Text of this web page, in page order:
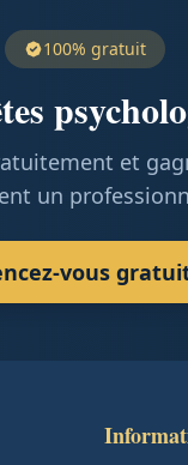
100% gratuit
et
un
vous